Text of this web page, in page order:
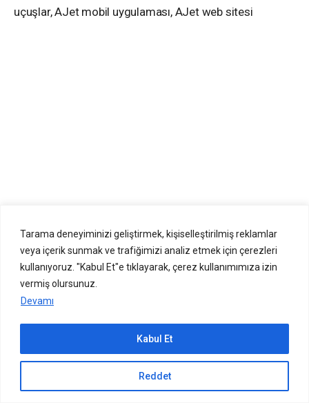
Tarama deneyiminizi geliştirmek, kişiselleştirilmiş reklamlar
veya içerik sunmak ve trafiğimizi analiz etmek için çerezleri
kullanıyoruz. "Kabul Et"e tıklayarak, çerez kullanımımıza izin
vermiş olursunuz.
Devamı
Reddet
Kabul Et
Sıradaki içerik:
uçuşlar, AJet mobil uygulaması, AJet web sitesi